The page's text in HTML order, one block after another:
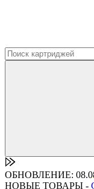
ОБНОВЛЕНИЕ:
НОВЫЕ ТОВАРЫ -